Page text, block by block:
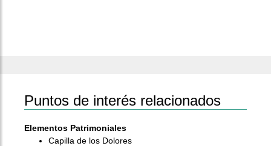
Puntos de interés relacionados
Elementos Patrimoniales
Capilla de los Dolores